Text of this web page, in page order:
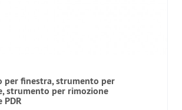
per finestra, strumento per
strumento per rimozione
PDR